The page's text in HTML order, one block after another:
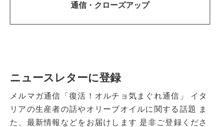
通信・ クローズアップ
ニュースレターに登録
メルマガ通信「復活！オルチョ気まぐれ通信」
イタ
リアの生産者の話やオリーブオイルに関する話題
ま
た、最新情報などをお届けします 是非ご登録くださ